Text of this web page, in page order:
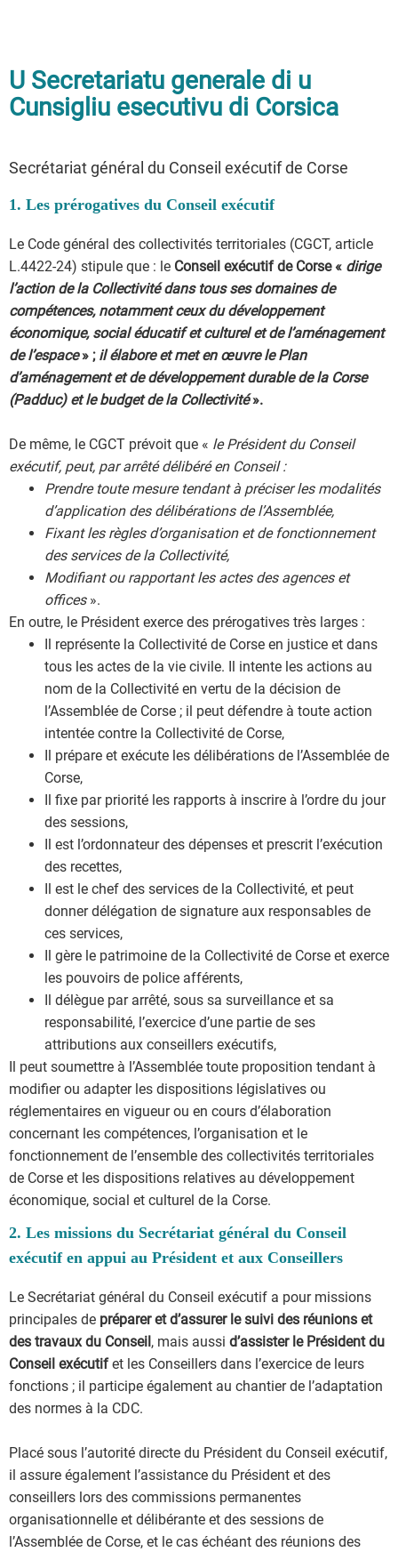
U Secretariatu generale di u
Cunsigliu esecutivu di Corsica
Secrétariat général du Conseil exécutif de Corse
1. Les prérogatives du Conseil exécutif
Le Code général des collectivités territoriales (CGCT, article
L.4422-24) stipule que : le Conseil exécutif de Corse « dirige
l’action de la Collectivité dans tous ses domaines de
compétences, notamment ceux du développement
économique, social éducatif et culturel et de l’aménagement
de l’espace» ; il élabore et met en œuvre le Plan
d’aménagement et de développement durable de la Corse
(Padduc) et le budget de la Collectivité».
De même, le CGCT prévoit que « le Président du Conseil
exécutif, peut, par arrêté délibéré en Conseil :
Prendre toute mesure tendant à préciser les modalités
d’application des délibérations de l’Assemblée,
Fixant les règles d’organisation et de fonctionnement
des services de la Collectivité,
Modifiant ou rapportant les actes des agences et
offices ».
En outre, le Président exerce des prérogatives très larges :
Il représente la Collectivité de Corse en justice et dans
tous les actes de la vie civile. Il intente les actions au
nom de la Collectivité en vertu de la décision de
l’Assemblée de Corse ; il peut défendre à toute action
intentée contre la Collectivité de Corse,
Il prépare et exécute les délibérations de l’Assemblée de
Corse,
Il fixe par priorité les rapports à inscrire à l’ordre du jour
des sessions,
Il est l’ordonnateur des dépenses et prescrit l’exécution
des recettes,
Il est le chef des services de la Collectivité, et peut
donner délégation de signature aux responsables de
ces services,
Il gère le patrimoine de la Collectivité de Corse et exerce
les pouvoirs de police afférents,
Il délègue par arrêté, sous sa surveillance et sa
responsabilité, l’exercice d’une partie de ses
attributions aux conseillers exécutifs,
Il peut soumettre à l’Assemblée toute proposition tendant à
modifier ou adapter les dispositions législatives ou
réglementaires en vigueur ou en cours d’élaboration
concernant les compétences, l’organisation et le
fonctionnement de l’ensemble des collectivités territoriales
de Corse et les dispositions relatives au développement
économique, social et culturel de la Corse.
2. Les missions du Secrétariat général du Conseil
exécutif en appui au Président et aux Conseillers
Le Secrétariat général du Conseil exécutif a pour missions
principales de préparer et d’assurer le suivi des réunions et
des travaux du Conseil , mais aussi d’assister le Président du
Conseil exécutifet les Conseillers dans l’exercice de leurs
fonctions ; il participe également au chantier de l’adaptation
des normes à la CDC.
Placé sous l’autorité directe du Président du Conseil exécutif,
il assure également l’assistance du Président et des
conseillers lors des commissions permanentes
organisationnelle et délibérante et des sessions de
l’Assemblée de Corse, et le cas échéant des réunions des